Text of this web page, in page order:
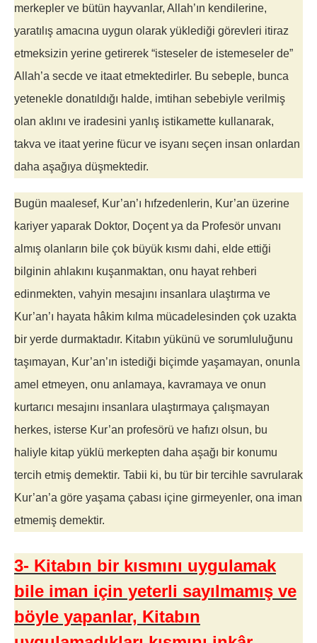
merkepler ve bütün hayvanlar, Allah’ın kendilerine,
yaratılış amacına uygun olarak yüklediği görevleri itiraz
etmeksizin yerine getirerek “isteseler de istemeseler de”
Allah’a secde ve itaat etmektedirler. Bu sebeple, bunca
yetenekle donatıldığı halde, imtihan sebebiyle verilmiş
olan aklını ve iradesini yanlış istikamette kullanarak,
takva ve itaat yerine fücur ve isyanı seçen insan onlardan
daha aşağıya düşmektedir.
Bugün maalesef, Kur’an’ı hıfzedenlerin, Kur’an üzerine
kariyer yaparak Doktor, Doçent ya da Profesör unvanı
almış olanların bile çok büyük kısmı dahi, elde ettiği
bilginin ahlakını kuşanmaktan, onu hayat rehberi
edinmekten, vahyin mesajını insanlara ulaştırma ve
Kur’an’ı hayata hâkim kılma mücadelesinden çok uzakta
bir yerde durmaktadır. Kitabın yükünü ve sorumluluğunu
taşımayan, Kur’an’ın istediği biçimde yaşamayan, onunla
amel etmeyen, onu anlamaya, kavramaya ve onun
kurtarıcı mesajını insanlara ulaştırmaya çalışmayan
herkes, isterse Kur’an profesörü ve hafızı olsun, bu
haliyle kitap yüklü merkepten daha aşağı bir konumu
tercih etmiş demektir. Tabii ki, bu tür bir tercihle savrularak
Kur’an’a göre yaşama çabası içine girmeyenler, ona iman
etmemiş demektir.
3- Kitabın bir kısmını uygulamak
bile iman için yeterli sayılmamış ve
böyle yapanlar, Kitabın